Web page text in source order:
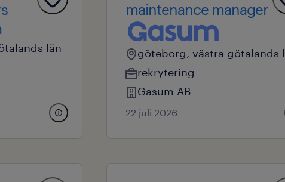
län
maintenance manager
göteborg, västra götalands
rekrytering
Gasum AB
22 juli 2026